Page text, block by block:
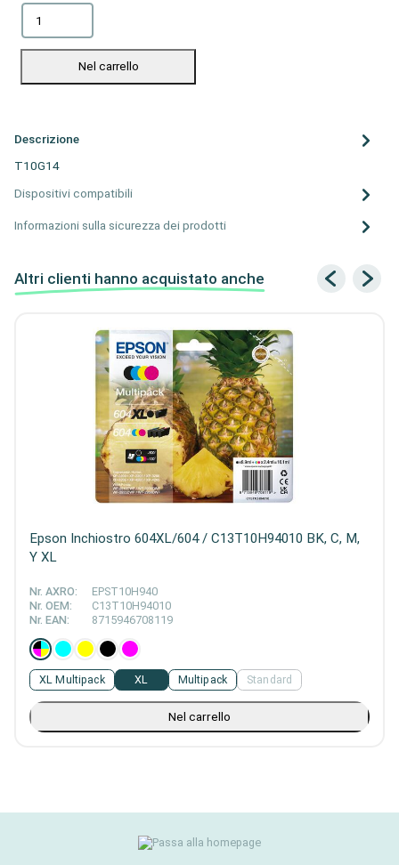
Nel carrello
Descrizione
T10G14
Dispositivi compatibili
Informazioni sulla sicurezza dei prodotti
Altri clienti hanno acquistato anche
Epson Inchiostro 604XL/604 / C13T10H94010 BK, C, M,
Y XL
Nr. AXRO:
EPST10H940
Nr. OEM:
C13T10H94010
Nr. EAN:
8715946708119
Multipack Standard
XL Multipack XL
Nel carrello